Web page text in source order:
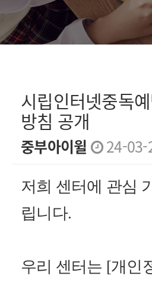
시립인터넷중독
방침 공개
중부아이윌 24-03-
본문
저희 센터에 관심
립니다.
우리 센터는 [개인